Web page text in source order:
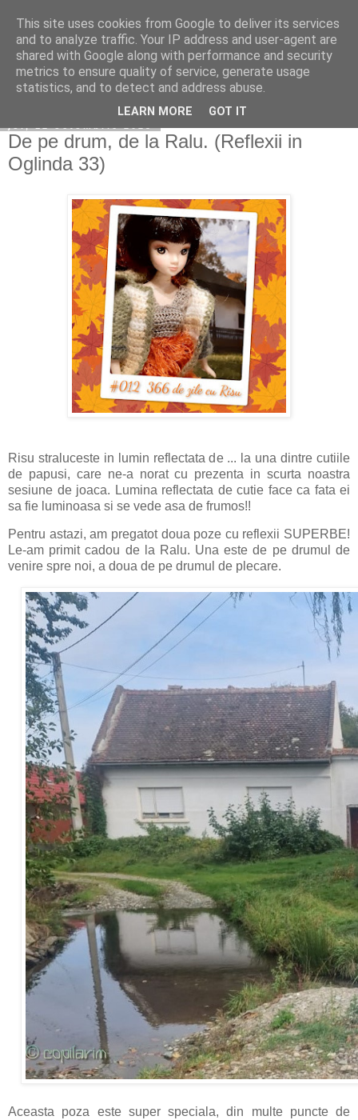
Copilarim
De pe drum, de la Ralu. (Reflexii in
Oglinda 33)
Risu straluceste in lumin reflectata de ... la una dintre cutiile
de papusi, care ne-a norat cu prezenta in scurta noastra
sesiune de joaca. Lumina reflectata de cutie face ca fata ei
sa fie luminoasa si se vede asa de frumos!!
Pentru astazi, am pregatot doua poze cu reflexii SUPERBE!
Le-am primit cadou de la Ralu. Una este de pe drumul de
venire spre noi, a doua de pe drumul de plecare.
Aceasta poza este super speciala, din multe puncte de
This site uses cookies from Google to deliver its services
and to analyze traffic. Your IP address and user-agent are
shared with Google along with performance and security
metrics to ensure quality of service, generate usage
statistics, and to detect and address abuse.
LEARN MORE GOT IT